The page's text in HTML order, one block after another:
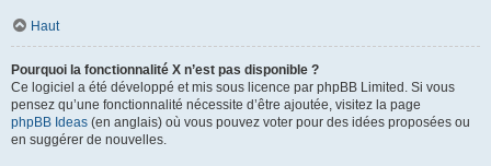
Haut
Pourquoi la fonctionnalité X n’est pas disponible ?
Ce logiciel a été développé et mis sous licence par phpBB Limited. Si vous
pensez qu’une fonctionnalité nécessite d’être ajoutée, visitez la page
phpBB Ideas (en anglais) où vous pouvez voter pour des idées proposées ou
en suggérer de nouvelles.